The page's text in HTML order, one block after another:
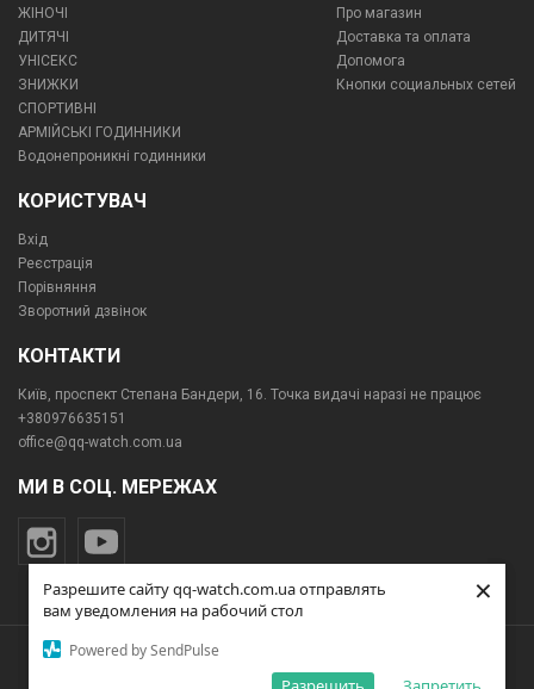
Разрешите сайту qq-watch.com.ua отправлять
вам уведомления на рабочий стол
Powered by SendPulse
×
Разрешите сайту qq-watch.com.ua отправлять
вам уведомления на рабочий стол
Powered by SendPulse
×
ЖІНОЧІ
ДИТЯЧІ
УНІСЕКС
ЗНИЖКИ
СПОРТИВНІ
АРМІЙСЬКІ ГОДИННИКИ
Водонепроникні годинники
Про магазин
Доставка та оплата
Допомога
Кнопки социальных сетей
КОРИСТУВАЧ
Вхід
Реєстрація
Порівняння
Зворотний дзвінок
КОНТАКТИ
Київ, проспект Степана Бандери, 16. Точка видачі наразі не працює
+380976635151
office@qq-watch.com.ua
МИ В СОЦ. МЕРЕЖАХ
© Інтернет-магазин qq-watch.com.ua. Всі права захищені.
Создание интернет-магазина"Сайт Имидж"